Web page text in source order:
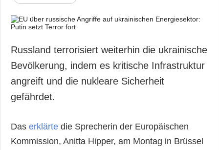
Politik
Wirtschaft
Gesellschaft und
Kultur
Sport
Kriminalität
Notfälle
und zum Schutz
ZUSÄTZLICH LEISTUNGEN
Russland terrorisiert weiterhin die ukrainische
Bevölkerung, indem es kritische Infrastruktur
angreift und die nukleare Sicherheit
gefährdet.
Daserklärte die Sprecherin der Europäischen
Kommission, Anitta Hipper, am Montag in Brüssel